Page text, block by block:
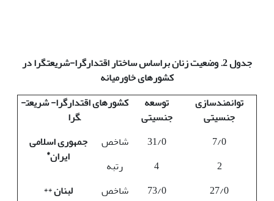
جدول 2. وضعیت زنان براساس ساختار اقتدارگرا-شریعت­گرا
در
کشورهای خاورمیانه
توانمندسازی
جنسیتی
توسعه
جنسیتی
کشورهای اقتدارگرا- شریعت­
گرا
7/0
31/0 شاخص
جمهوری اسلامی
ایران*
2
4
رتبه
27/0
73/0 شاخص لبنان**